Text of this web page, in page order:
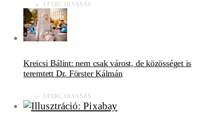
1 PERC OLVASÁS
Kreicsi Bálint: nem csak várost, de közösséget is
teremtett Dr. Förster Kálmán
3 PERC OLVASÁS